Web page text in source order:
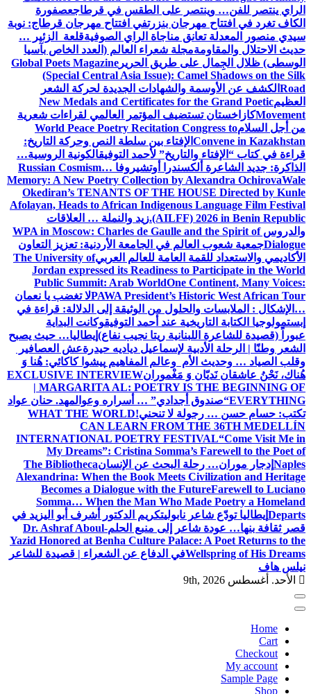
الراي ينتصر للفن… وينتصر على الطقس في قرطاجعصفورة
الكاف تغرد في افتتاح مهرجان بنزرتفي افتتاح مهرجان قرطاج: نوبة
سيدي منصور المعدلة تعانق مناجاة الراي الصوفيةقلعة الزئير …
حديث الاحتلال والمقاومةمجلة شعراء العالم (العدد الخاص بآسيا
الوسطى) ظلال الجِمال على طريق الحرير Global Poets Magazine
(Special Central Asia Issue): Camel Shadows on the Silk
Road الكشف عن الأوسمة والشهادات الجديدة لحركة الشعر
العظيمNew Medals and Certificates for the Grand Poetic
Movementكازاخستان تستضيف المؤتمر العالمي لقراءات شعرية
من أجل السلامWorld Peace Poetry Recitation Congress to
Convene in Kazakhstan الإفتاء بين سلطة النص وحركة التاريخ:
قراءة في كتاب “الإفتاء والتاريخ” لأحمد التوفيقالكونية الروسية…
الذاكرة: جديد الشاعرة ألكسندرا أوتشيروفا Russian Cosmism…
Memory: A New Poetry Collection by Alexandra OchirovaWale
Okediran’s TENANTS OF THE HOUSE Directed by Kunle
Afolayan, Heads to African Indigenous Language Film Festival
(AILFF) 2026 in Benin Republic. زيد والنملة … العلاقات
والدروسWPA in Moscow: Charles de Gaulle and the Spirit of
Dialogueجمعية شعوب العالم في الجامعة الأردنية: تعزيز التعاون
الأكاديمي والاستعداد للقمة العامة للعالم العربيThe University of
Jordan expressed its Readiness to Participate in the World
Public Summit: Arab WorldOne Continent, Many Voices:
PAWA President’s Historic West African Tourلا تغضب يا نعمان
…الإشكال : الملابسات والحلول من الوثيقة إلى الدلالة: قراءة في
إبستمولوجيا الكتابة التاريخية عند أحمد التوفيقوكانت البداية
عبوراً (قصيدة للشاعرة اللبنانية ريتا نجيب نفاع) إيطاليا… حيث يصبح
الشعر وطنًا | الرحلة الأدبية لإسماعيل دياديه حيدرةعش العصافير
وقلب الصياد … وحديث الأم وعالم المفاهيم پیشوا کاکائي: هُنا وَ
هُناك، نَحْنُ عاشقان نَديّان وَ مَغْمورانEXCLUSIVE INTERVIEW
| MARGARITA AL: POETRY IS THE BEGINNING OF
EVERYTHING“صندوق أجدادي” … أسراره وعوالمهد. حنان عواد
تكتب: حسام حسن … رجولة لا تنحني!WHAT THE WORLD
CAN LEARN FROM THE 36TH MEDELLÍN
INTERNATIONAL POETRY FESTIVAL“Come Visit Me in
My Dreams”: Cristina Somma’s Farewell to the Poet of
Naples إدجار موران… رحلة البحث عن الإنسانThe Bibliotheca
Alexandrina: When the Book Meets Civilization and Heritage
Becomes a Dialogue with the FutureFarewell to Luciano
Somma… When the Man Who Made Poetry a Homeland
Departs إيطاليا تودّع شاعر نابوليتكريم الدكتور أشرف أبو اليزيد في
قصر ثقافة بنها… عودة شاعر إلى منبع الحلمDr. Ashraf Aboul-
Yazid Honored at Benha Culture Palace: A Poet Returns to the
Wellspring of His Dreamsفي الدفاع عن الشعراء | قصيدة للشاعر
نيلس هاف
الأحد. أغسطس 9th, 2026
Home
Cart
Checkout
My account
Sample Page
Shop